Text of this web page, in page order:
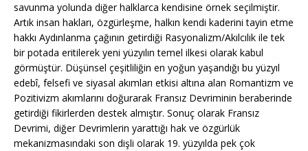
savunma yolunda diğer halklarca kendisine örnek seçilmiştir.
Artık insan hakları, özgürleşme, halkın kendi kaderini tayin etme
hakkı Aydınlanma çağının getirdiği Rasyonalizm/Akılcılık ile tek
bir potada eritilerek yeni yüzyılın temel ilkesi olarak kabul
görmüştür. Düşünsel çeşitliliğin en yoğun yaşandığı bu yüzyıl
edebî, felsefi ve siyasal akımları etkisi altına alan Romantizm ve
Pozitivizm akımlarını doğurarak Fransız Devriminin beraberinde
getirdiği fikirlerden destek almıştır. Sonuç olarak Fransız
Devrimi, diğer Devrimlerin yarattığı hak ve özgürlük
mekanizmasındaki son dişli olarak 19. yüzyılda pek çok